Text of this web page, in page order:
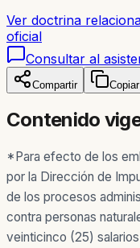
Ver doctrina
oficial
Consultar al
Compartir Copiar
Contenido
*Para efecto de los
por la Dirección de
de los procesos
contra personas
veinticinco (25)